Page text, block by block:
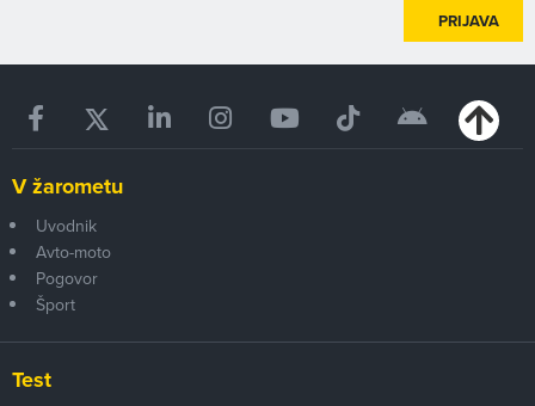
PRIJAVA
V žarometu
Uvodnik
Avto-moto
Pogovor
Šport
Test